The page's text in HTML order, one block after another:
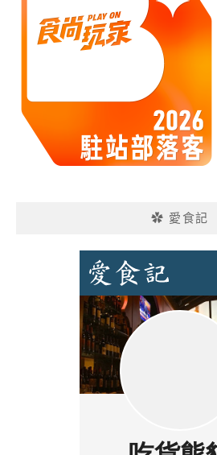
✿ 愛食記